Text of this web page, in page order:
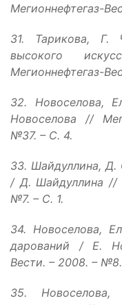
Мегионнефтегаз-
31. Тарикова, Г.
высокого
Мегионнефтегаз-
32. Новоселова,
Новоселова //
№37. – С. 4.
33. Шайдуллина,
/ Д. Шайдуллина //
№7. – С. 1.
34. Новоселова,
дарований / Е.
Вести. – 2008. –
35.